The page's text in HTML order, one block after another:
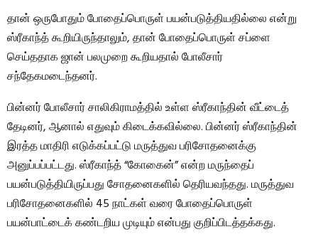
தான் ஒருபோதும் போதைப்பொருள் பயன்படுத்தியதில்லை என்று
ஸ்ரீகாந்த் கூறியிருந்தாலும், தான் போதைப்பொருள் சப்ளை
செய்ததாக ஜான் பலமுறை கூறியதால் போலீசார்
சந்தேகமடைந்தனர்.
பின்னர் போலீசார் சாலிகிராமத்தில் உள்ள ஸ்ரீகாந்தின் வீட்டைத்
தேடினர், ஆனால் எதுவும் கிடைக்கவில்லை. பின்னர் ஸ்ரீகாந்தின்
இரத்த மாதிரி எடுக்கப்பட்டு மருத்துவ பரிசோதனைக்கு
அனுப்பப்பட்டது. ஸ்ரீகாந்த் “கோகைன்” என்ற மருந்தைப்
பயன்படுத்தியிருப்பது சோதனைகளில் தெரியவந்தது. மருத்துவ
பரிசோதனைகளில் 45 நாட்கள் வரை போதைப்பொருள்
பயன்பாட்டைக் கண்டறிய முடியும் என்பது குறிப்பிடத்தக்கது.